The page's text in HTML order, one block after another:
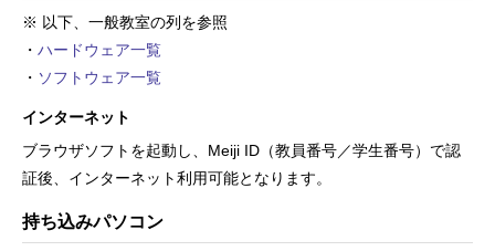
※ 以下、一般教室の列を参照
・ ハードウェア一覧
・ ソフトウェア一覧
インターネット
ブラウザソフトを起動し、Meiji ID（教員番号／学生番号）で認
証後、インターネット利用可能となります。
持ち込みパソコン